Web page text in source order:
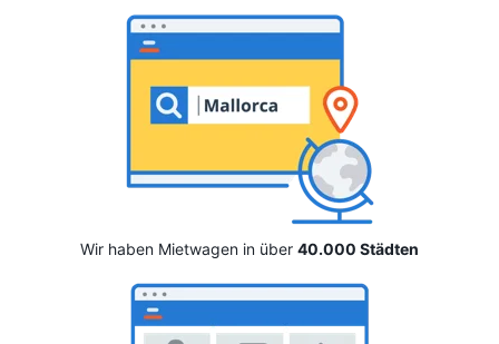
Wir haben Mietwagen in über 40.000 Städten